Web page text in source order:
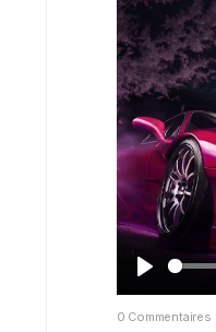
world
la gomme
Déjà dispo
bientôt !
J
o
0 Commentaires